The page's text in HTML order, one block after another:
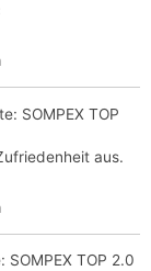
SOMPEX TOP
aus.
SOMPEX TOP 2.0